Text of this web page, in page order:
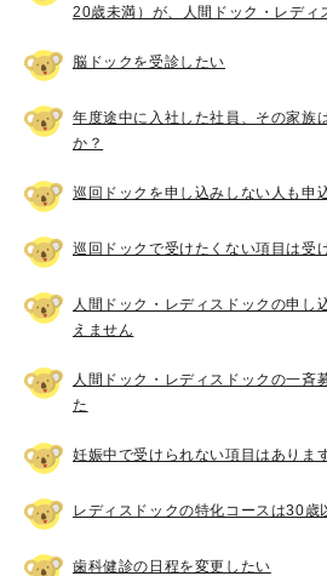
20歳未満）が、人間ドック・レディ
脳ドックを受診したい
年度途中に入社した社員、その家族
か？
巡回ドックを申し込みしない人も申
巡回ドックで受けたくない項目は受
人間ドック・レディスドックの申し
えません
人間ドック・レディスドックの一斉
た
妊娠中で受けられない項目はありま
レディスドックの特化コースは30歳
歯科健診の日程を変更したい